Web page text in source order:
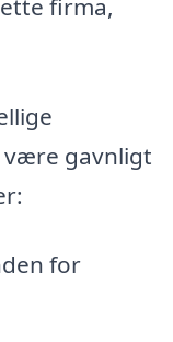
firma,
være gavnligt
for